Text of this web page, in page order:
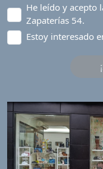
He leído y acepto
Zapaterías 54.
Estoy interesado